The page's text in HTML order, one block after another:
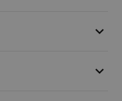
keyboard_arrow_down
keyboard_arrow_down